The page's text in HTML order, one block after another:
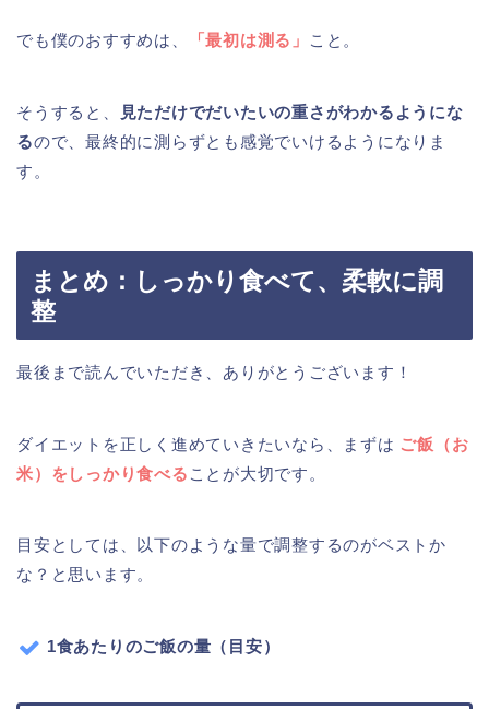
でも僕のおすすめは、 「最初は測る」 こと。
そうすると、
見ただけでだいたいの重さがわかるようにな
るので、最終的に測らずとも感覚でいけるようになりま
す。
まとめ：しっかり食べて、柔軟に調
整
最後まで読んでいただき、ありがとうございます！
ダイエットを正しく進めていきたいなら、まずは ご飯（お
米）をしっかり食べる ことが大切です。
目安としては、以下のような量で調整するのがベストか
な？と思います。
1食あたりのご飯の量（目安）